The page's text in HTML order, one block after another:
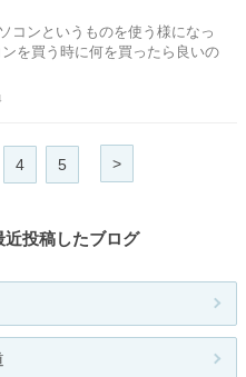
ンというものを使う様になっ
を買う時に何を買ったら良いの
4 5 >
近投稿したブログ